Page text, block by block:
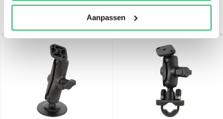
Aanpassen
€ 33,02 Excl. btw
€ 35,50 Excl. btw